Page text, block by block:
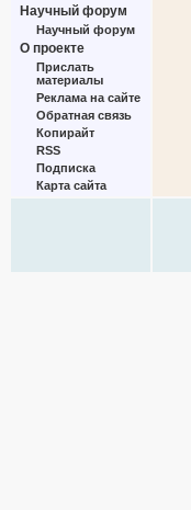
Научный форум
Научный форум
О проекте
Прислать
материалы
Реклама на сайте
Обратная связь
Копирайт
RSS
Подписка
Карта сайта